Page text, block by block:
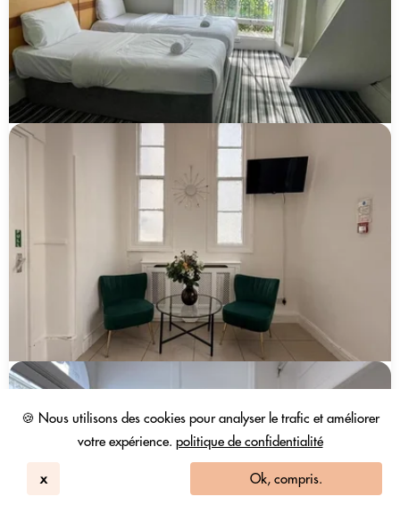
🍪 Nous utilisons des cookies pour analyser le trafic et améliorer
votre expérience. politique de confidentialité
x Ok, compris.